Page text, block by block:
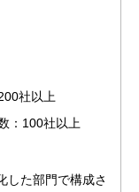
社以上
：100社以上
した部門で構成さ